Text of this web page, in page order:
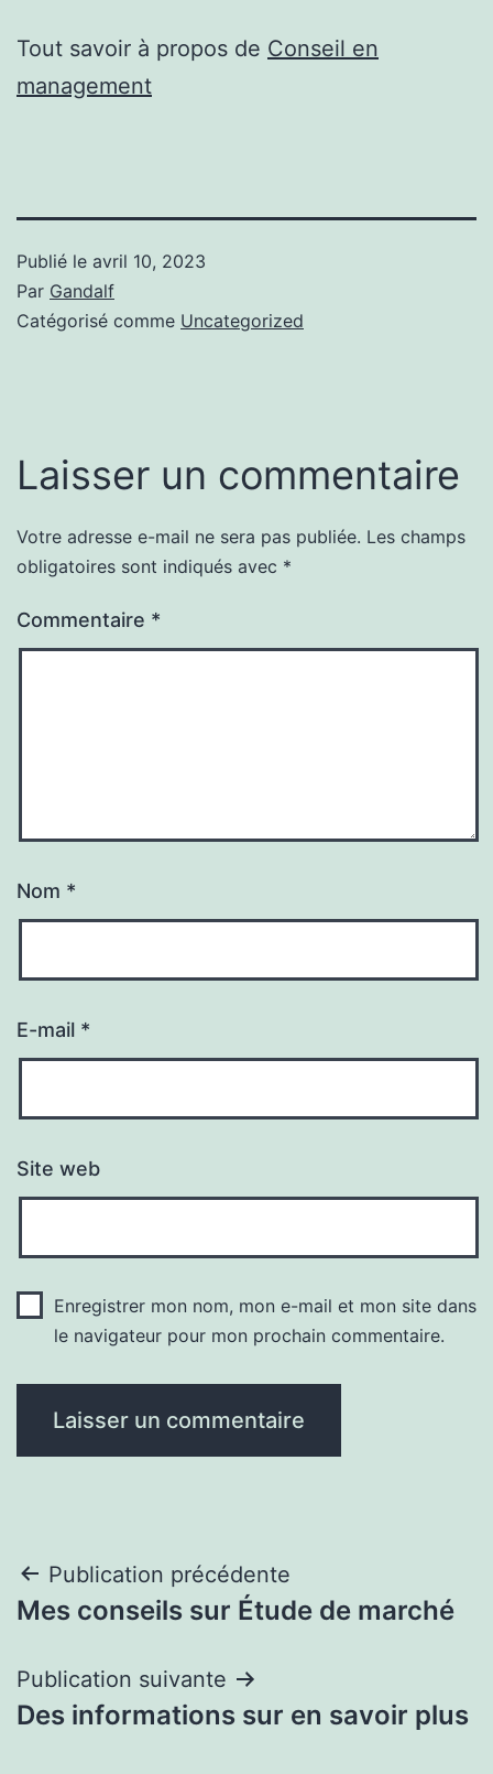
Tout savoir à propos de Conseil en
management
Publié le avril 10, 2023
Par Gandalf
Catégorisé comme Uncategorized
Laisser un commentaire
Votre adresse e-mail ne sera pas publiée. Les champs
obligatoires sont indiqués avec *
Commentaire *
Nom *
E-mail *
Site web
Enregistrer mon nom, mon e-mail et mon site dans
le navigateur pour mon prochain commentaire.
Navigation
de
l’article
Publication précédente
Mes conseils sur Étude de marché
Publication suivante
Des informations sur en savoir plus